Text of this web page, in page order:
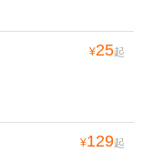
¥25起
¥129起